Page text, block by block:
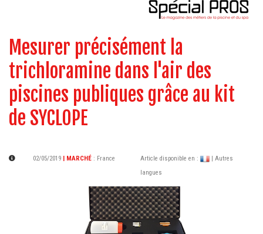
Mesurer précisément la
trichloramine dans l'air des
piscines publiques grâce au kit
de SYCLOPE
02/05/2019 | MARCHÉ : France Article disponible en :
| Autres
langues